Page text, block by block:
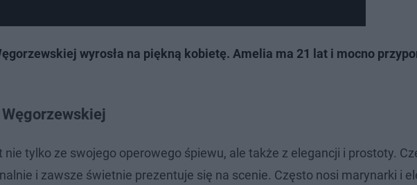
wyrosła na piękną kobietę. Amelia ma 21 lat i mocno
nie tylko ze swojego operowego śpiewu, ale także z elegancji i prostoty.
i zawsze świetnie prezentuje się na scenie. Często nosi marynarki i